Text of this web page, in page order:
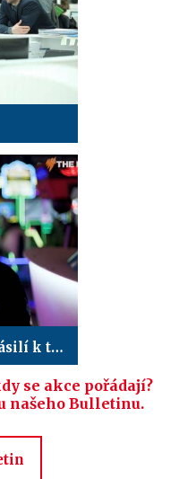
Skrytý svět incelů 2: Od násilí k terorismu
se akce pořádají?
našeho Bulletinu.